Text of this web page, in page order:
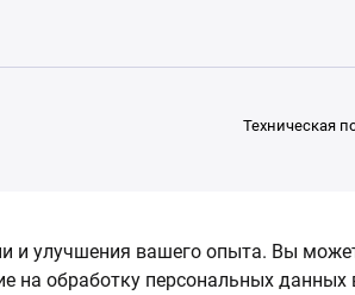
Техническая
и улучшения вашего опыта. Вы
на обработку персональных данных